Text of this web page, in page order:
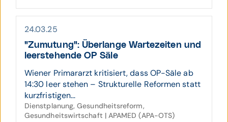
24.03.25
"Zumutung": Über­lange Warte­zeiten und
leer­stehende OP Säle
Wiener Primararzt kritisiert, dass OP-Säle ab
14:30 leer stehen – Strukturelle Reformen statt
kurzfristigen...
Dienstplanung, Gesundheitsreform,
Gesundheitswirtschaft | APAMED (APA-OTS)